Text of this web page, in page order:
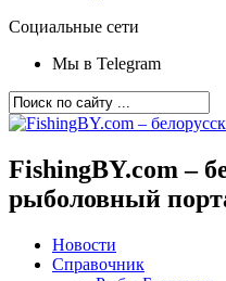
Социальные сети
Мы в Telegram
FishingBY.com –
рыболовный
Новости
Справочник